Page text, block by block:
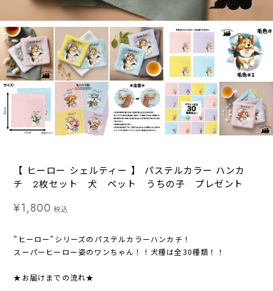
【 ヒーロー シェルティー 】 パステルカラー ハンカ
チ 2枚セット 犬 ペット うちの子 プレゼント
¥1,800 税込
”ヒーロー”シリーズのパステルカラーハンカチ！
スーパーヒーロー姿のワンちゃん！！犬種は全30種類！！
★お届けまでの流れ★